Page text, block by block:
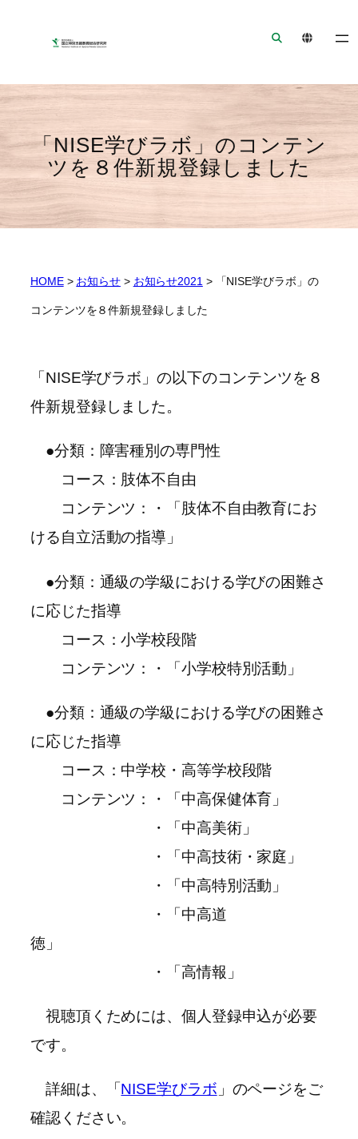
シ
ジ
ャ
ン
へ
ジ
へ
プ
「NISE学びラボ」のコンテン
ツを８件新規登録しました
HOME> お知らせ> お知らせ2021 > 「NISE学びラボ」の
コンテンツを８件新規登録しました
「NISE学びラボ」の以下のコンテンツを８
件新規登録しました。
●分類：障害種別の専門性
コース：肢体不自由
コンテンツ：・「肢体不自由教育にお
ける自立活動の指導」
●分類：通級の学級における学びの困難さ
に応じた指導
コース：小学校段階
コンテンツ：・「小学校特別活動」
●分類：通級の学級における学びの困難さ
に応じた指導
コース：中学校・高等学校段階
コンテンツ：・「中高保健体育」
・「中高美術」
・「中高技術・家庭」
・「中高特別活動」
・「中高道
徳」
・「高情報」
視聴頂くためには、個人登録申込が必要
です。
詳細は、「 NISE学びラボ 」のページをご
確認ください。